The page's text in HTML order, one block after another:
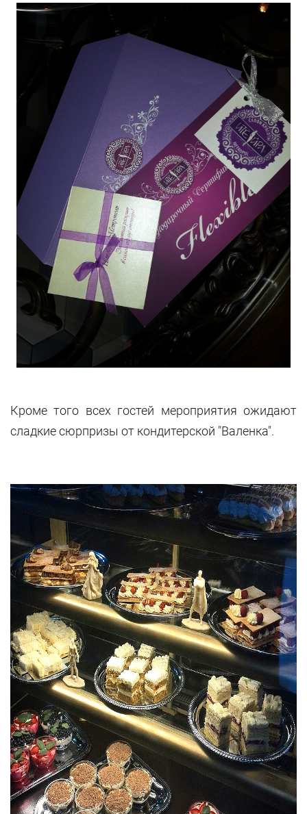
Кроме того всех гостей мероприятия ожидают
сладкие сюрпризы от кондитерской "Валенка".